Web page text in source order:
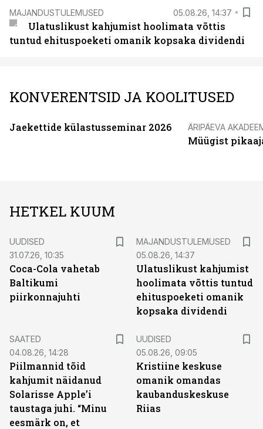
MAJANDUSTULEMUSED 05.08.26, 14:37
Ulatuslikust kahjumist hoolimata võttis
tuntud ehituspoeketi omanik kopsaka dividendi
KONVERENTSID JA KOOLITUSED
Jaekettide külastusseminar 2026 ÄRIPÄEVA
Müügist
HETKEL KUUM
UUDISED
31.07.26, 10:35
Coca-Cola vahetab
Baltikumi
piirkonnajuhti
MAJANDUSTULEMUSED
05.08.26, 14:37
Ulatuslikust kahjumist
hoolimata võttis tuntud
ehituspoeketi omanik
kopsaka dividendi
SAATED
04.08.26, 14:28
Piilmannid tõid
kahjumit näidanud
Solarisse Apple’i
taustaga juhi. “Minu
eesmärk on, et
UUDISED
05.08.26, 09:05
Kristiine keskuse
omanik omandas
kaubanduskeskuse
Riias